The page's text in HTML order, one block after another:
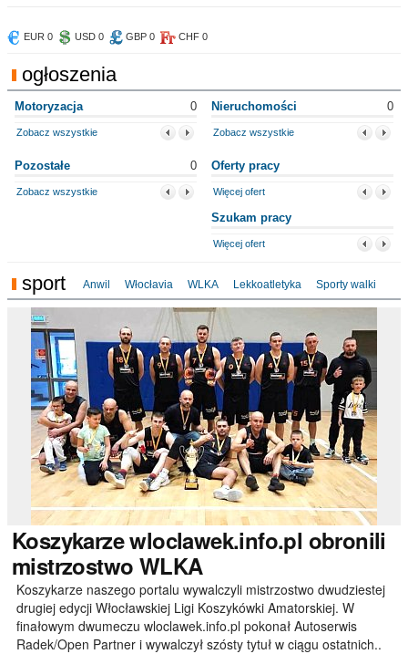
EUR 0 USD 0 GBP 0 CHF 0
ogłoszenia
Motoryzacja 0
Zobacz wszystkie
Nieruchomości 0
Zobacz wszystkie
Pozostałe 0
Zobacz wszystkie
Oferty pracy
Więcej ofert
Szukam pracy
Więcej ofert
sport Anwil Włocłavia WLKA Lekkoatletyka Sporty walki
Koszykarzewloclawek.info.pl obronili
mistrzostwo WLKA
Koszykarze naszego portalu wywalczyli mistrzostwo dwudziestej
drugiej edycji Włocławskiej Ligi Koszykówki Amatorskiej. W
finałowym dwumeczu wloclawek.info.pl pokonał Autoserwis
Radek/Open Partner i wywalczył szósty tytuł w ciągu ostatnich..